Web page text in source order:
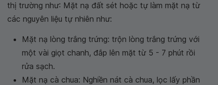
thị trường như: Mặt nạ đất sét hoặc tự làm mặt nạ từ
các nguyên liệu tự nhiên như:
Mặt nạ lòng trắng trứng: trộn lòng trắng trứng với
một vài giọt chanh, đắp lên mặt từ 5 - 7 phút rồi
rửa sạch.
Mặt nạ cà chua: Nghiền nát cà chua, lọc lấy phần